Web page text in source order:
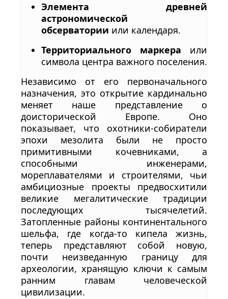
Элемента древней
астрономической
обсерватории или календаря.
Территориального маркера или
символа центра важного поселения.
Независимо от его первоначального
назначения, это открытие кардинально
меняет наше представление о
доисторической Европе. Оно
показывает, что охотники-собиратели
эпохи мезолита были не просто
примитивными кочевниками, а
способными инженерами,
мореплавателями и строителями, чьи
амбициозные проекты предвосхитили
великие мегалитические традиции
последующих тысячелетий.
Затопленные районы континентального
шельфа, где когда-то кипела жизнь,
теперь представляют собой новую,
почти неизведанную границу для
археологии, хранящую ключи к самым
ранним главам человеческой
цивилизации.